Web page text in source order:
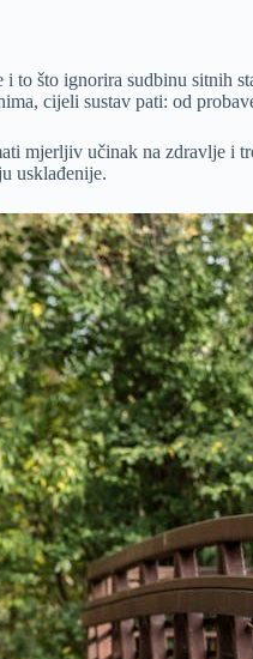
to što ignorira sudbinu
cijeli sustav pati: od
mjerljiv učinak na zdravlje
usklađenije.